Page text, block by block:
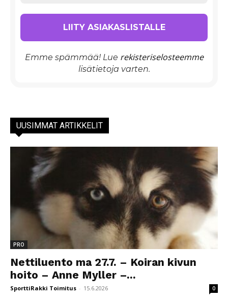
Emme spämmää! Lue rekisteriselosteemme
lisätietoja varten.
UUSIMMAT ARTIKKELIT
PRO
Nettiluento ma 27.7. – Koiran kivun
hoito – Anne Myller –...
SporttiRakki Toimitus - 15.6.2026 0